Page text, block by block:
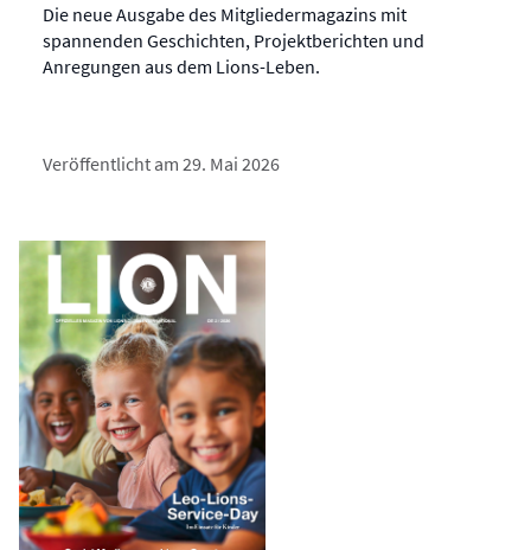
Die neue Ausgabe des Mitgliedermagazins mit
spannenden Geschichten, Projektberichten und
Anregungen aus dem Lions-Leben.
Veröffentlicht am 29. Mai 2026